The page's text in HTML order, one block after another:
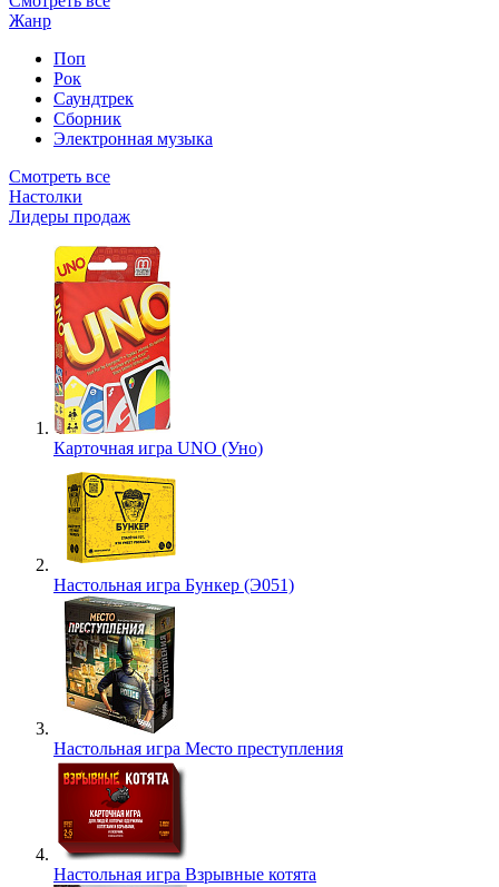
Жанр
Поп
Рок
Саундтрек
Сборник
Электронная музыка
Смотреть все
Настолки
Лидеры продаж
Карточная игра UNO (Уно)
Настольная игра Бункер (Э051)
Настольная игра Место преступления
Настольная игра Взрывные котята